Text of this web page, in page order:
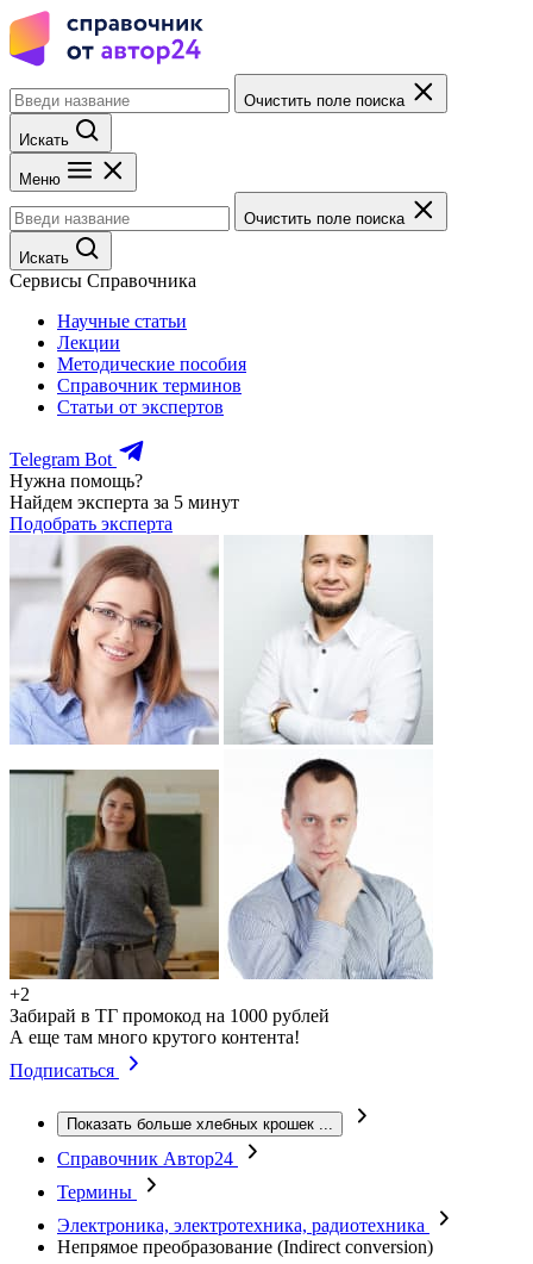
Очистить поле поиска
Искать
Меню
Очистить поле поиска
Искать
Сервисы Справочника
Научные статьи
Лекции
Методические пособия
Справочник терминов
Статьи от экспертов
Telegram Bot
Нужна помощь?
Найдем эксперта за 5 минут
Подобрать эксперта
+2
Забирай в ТГ промокод на 1000 рублей
А еще там много крутого контента!
Подписаться
Показать больше хлебных крошек ...
Справочник Автор24
Термины
Электроника, электротехника, радиотехника
Непрямое преобразование (Indirect conversion)